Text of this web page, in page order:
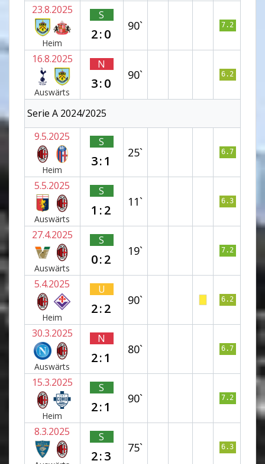
23.8.2025
Heim
S
2:0
90` 7.2
16.8.2025
Auswärts
N
3:0
90` 6.2
Serie A 2024/2025
9.5.2025
Heim
S
3:1
25` 6.7
5.5.2025
Auswärts
S
1:2
11` 6.3
27.4.2025
Auswärts
S
0:2
19` 7.2
5.4.2025
Heim
U
2:2
90` 6.2
30.3.2025
Auswärts
N
2:1
80` 6.7
15.3.2025
Heim
S
2:1
90` 7.2
8.3.2025 S
2:3
75` 6.3